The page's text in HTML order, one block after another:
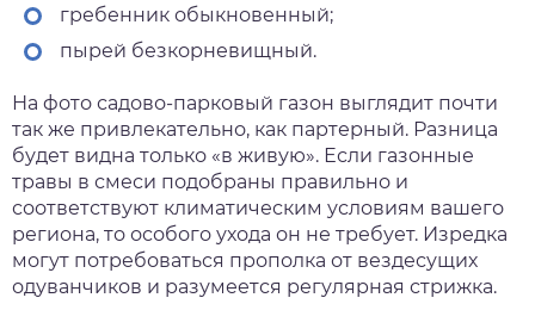
гребенник обыкновенный;
пырей безкорневищный.
На фото садово-парковый газон выглядит почти
так же привлекательно, как партерный. Разница
будет видна только «в живую». Если газонные
травы в смеси подобраны правильно и
соответствуют климатическим условиям вашего
региона, то особого ухода он не требует. Изредка
могут потребоваться прополка от вездесущих
одуванчиков и разумеется регулярная стрижка.